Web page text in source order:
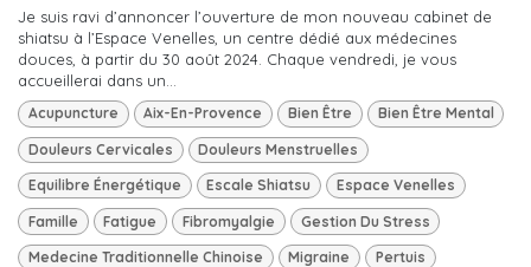
Je suis ravi d’annoncer l’ouverture de mon nouveau cabinet de
shiatsu à l’Espace Venelles, un centre dédié aux médecines
douces, à partir du 30 août 2024. Chaque vendredi, je vous
accueillerai dans un...
Acupuncture Aix-En-Provence Bien Être Bien Être Mental
Douleurs Cervicales Douleurs Menstruelles
Equilibre Énergétique Escale Shiatsu Espace Venelles
Famille Fatigue Fibromyalgie Gestion Du Stress
Medecine Traditionnelle Chinoise Migraine Pertuis